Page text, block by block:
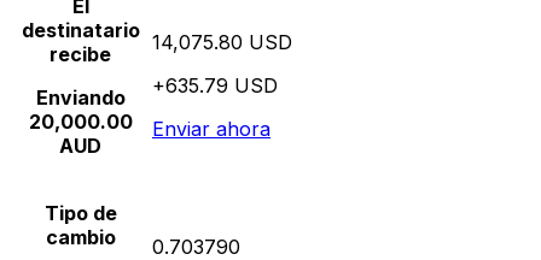
El
destinatario
recibe
Enviando
20,000.00
AUD
14,075.80 USD
+635.79 USD
Enviar ahora
Tipo de
cambio
0.703790